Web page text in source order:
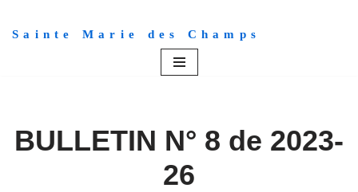
Aller
Sainte Marie des Champs
BULLETIN N° 8 de 2023-
26